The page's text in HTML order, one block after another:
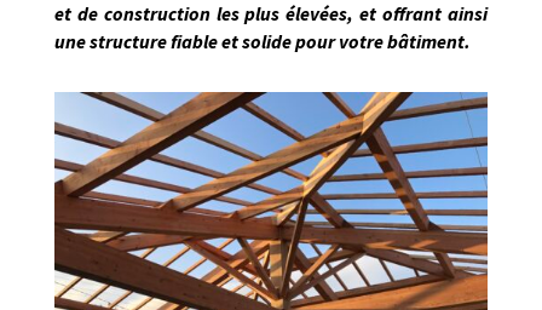
et de construction les plus élevées, et offrant ainsi
une structure fiable et solide pour votre bâtiment.